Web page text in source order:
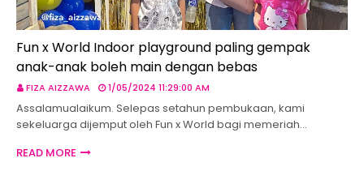
Fun x World Indoor playground paling gempak
anak-anak boleh main dengan bebas
FIZA AIZZAWA 1/05/2024 11:29:00 AM
Assalamualaikum. Selepas setahun pembukaan, kami
sekeluarga dijemput oleh Fun x World bagi memeriah…
READ MORE